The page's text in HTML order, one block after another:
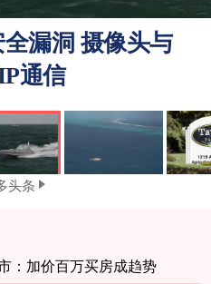
漏洞 摄像头与
通信
头条
：加价百万买房成趋势